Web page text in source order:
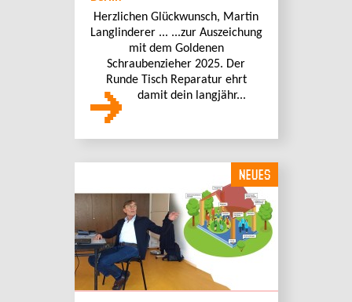
Herzlichen Glückwunsch, Martin
Langlinderer ... ...zur Auszeichung
mit dem Goldenen
Schraubenzieher 2025. Der
Runde Tisch Reparatur ehrt
damit dein langjähr...
NEUES